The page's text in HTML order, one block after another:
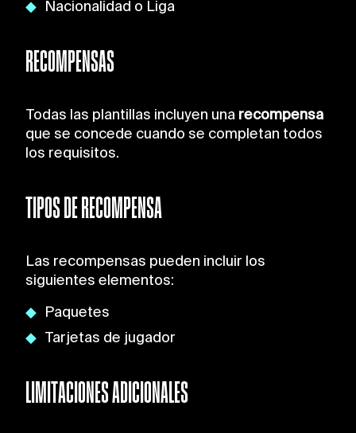
Nacionalidad o Liga
RECOMPENSAS
Todas las plantillas incluyen unarecompensa
que se concede cuando se completan todos
los requisitos.
TIPOS DE RECOMPENSA
Las recompensas pueden incluir los
siguientes elementos:
Paquetes
Tarjetas de jugador
LIMITACIONES ADICIONALES